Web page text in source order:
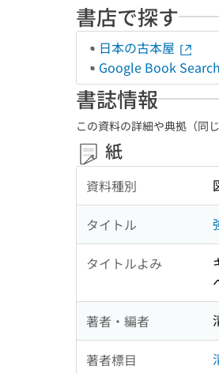
書店で探す
日本の古本屋
Google Book Search
書誌情報
この資料の詳細や典拠（同
紙
資料種別
タイトル
タイトルよみ
著者・編者
著者標目